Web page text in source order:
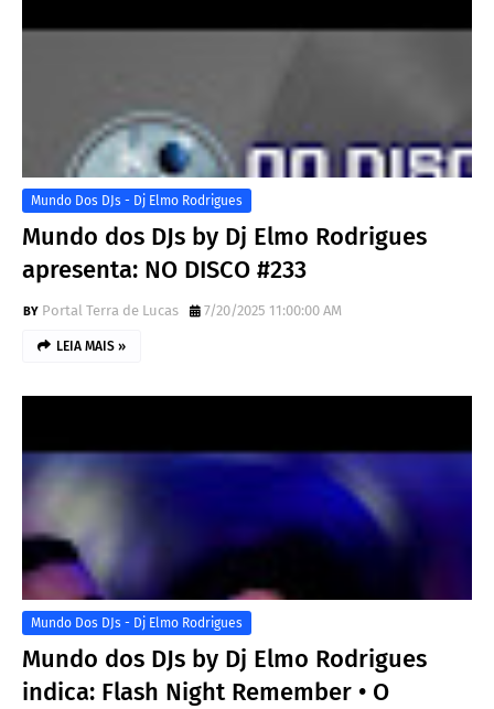
Mundo Dos DJs - Dj Elmo Rodrigues
Mundo dos DJs by Dj Elmo Rodrigues
apresenta: NO DISCO #233
Portal Terra de Lucas 7/20/2025 11:00:00 AM
LEIA MAIS »
Mundo Dos DJs - Dj Elmo Rodrigues
Mundo dos DJs by Dj Elmo Rodrigues
indica: Flash Night Remember • O